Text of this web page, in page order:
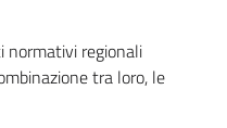
normativi regionali
tra loro, le